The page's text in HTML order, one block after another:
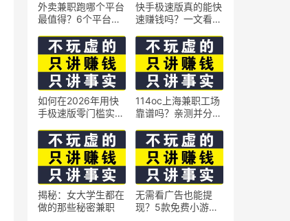
外卖兼职跑哪个平台
最值得？6个平台实
快手极速版真的能快
速赚钱吗？一文看懂
如何在2026年用快
手极速版零门槛实现
技巧
114oc上海兼职工场
靠谱吗？亲测并分享
揭秘：女大学生都在
做的那些秘密兼职
无需看广告也能提
现？5款免费小游戏